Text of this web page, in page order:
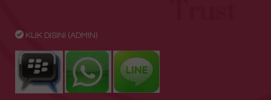
KLIK DISINI (ADMIN)